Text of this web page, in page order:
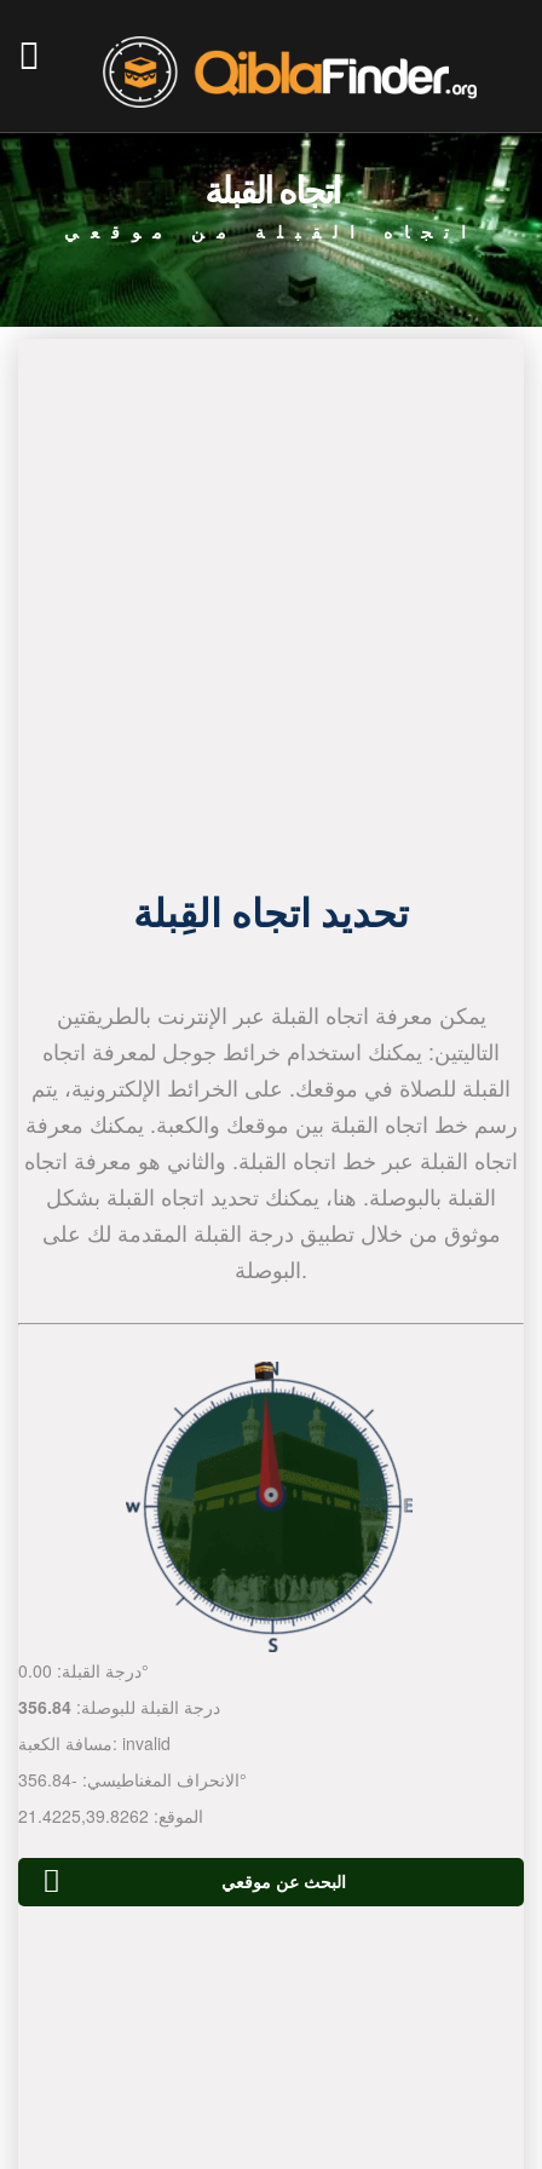
اتجاه القبلة
اتجاه القبلة من موقعي
تحديد اتجاه القِبلة
يمكن معرفة اتجاه القبلة عبر الإنترنت بالطريقتين
التاليتين: يمكنك استخدام خرائط جوجل لمعرفة اتجاه
القبلة للصلاة في موقعك. على الخرائط الإلكترونية، يتم
رسم خط اتجاه القبلة بين موقعك والكعبة. يمكنك معرفة
اتجاه القبلة عبر خط اتجاه القبلة. والثاني هو معرفة اتجاه
القبلة بالبوصلة. هنا، يمكنك تحديد اتجاه القبلة بشكل
موثوق من خلال تطبيق درجة القبلة المقدمة لك على
البوصلة.
درجة القبلة:0.00°
درجة القبلة للبوصلة: 356.84
مسافة الكعبة: invalid
الانحراف المغناطيسي:-356.84°
الموقع:
21.4225,39.8262
البحث عن موقعي